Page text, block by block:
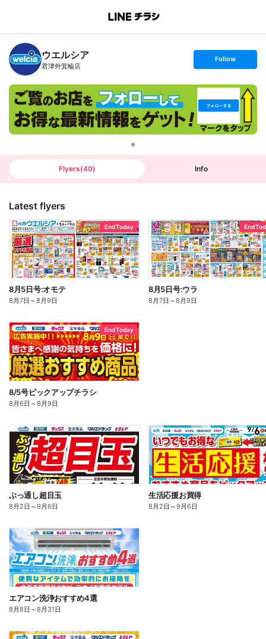
B
n
c
h
T
ウエルシア
君津外箕輪店
s
t
o
l
o
w
Follow
Flyers(40) Info
Latest flyers
End Today
8月5日号:オモテ
8月7日 ～8月9日
End
8月5日号:ウラ
8月7日 ～8月9日
End Today
8/5号ピックアップチラシ
8月6日 ～8月9日
ぶっ通し超目玉
8月2日 ～9月6日
生活応援お買得
8月2日 ～9月6日
エアコン洗浄おすすめ4選
8月8日 ～8月31日